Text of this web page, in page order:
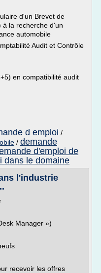
d'un Brevet de
à la recherche d'un
automobile
Audit et Contrôle
en compatibilité audit
d emploi /
/ demande
d'emploi de
dans le domaine
l'industrie
Manager »)
recevoir les offres